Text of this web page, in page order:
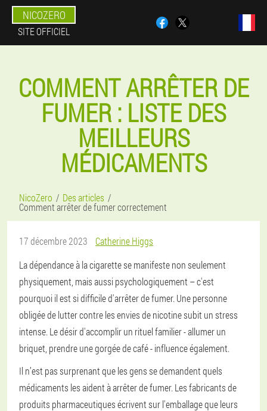
NICOZERO
SITE OFFICIEL
COMMENT ARRÊTER DE
FUMER : LISTE DES
MEILLEURS
MÉDICAMENTS
NicoZero Des articles
Comment arrêter de fumer correctement
17 décembre 2023
Catherine Higgs
La dépendance à la cigarette se manifeste non seulement
physiquement, mais aussi psychologiquement – c'est
pourquoi il est si difficile d'arrêter de fumer. Une personne
obligée de lutter contre les envies de nicotine subit un stress
intense. Le désir d'accomplir un rituel familier - allumer un
briquet, prendre une gorgée de café - influence également.
Il n’est pas surprenant que les gens se demandent quels
médicaments les aident à arrêter de fumer. Les fabricants de
produits pharmaceutiques écrivent sur l'emballage que leurs